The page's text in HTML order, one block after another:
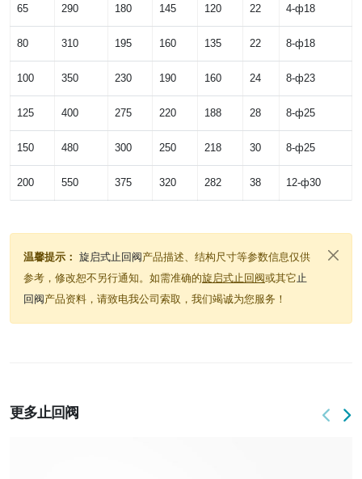
65 290 180 145 120 22 4-ф18
80 310 195 160 135 22 8-ф18
100 350 230 190 160 24 8-ф23
125 400 275 220 188 28 8-ф25
150 480 300 250 218 30 8-ф25
200 550 375 320 282 38 12-ф30
温馨提示： 旋启式止回阀产品描述、结构尺寸等参数信息仅供
参考，修改恕不另行通知。如需准确的旋启式止回阀或其它 止
回阀产品资料，请致电我公司索取，我们竭诚为您服务！
更多止回阀